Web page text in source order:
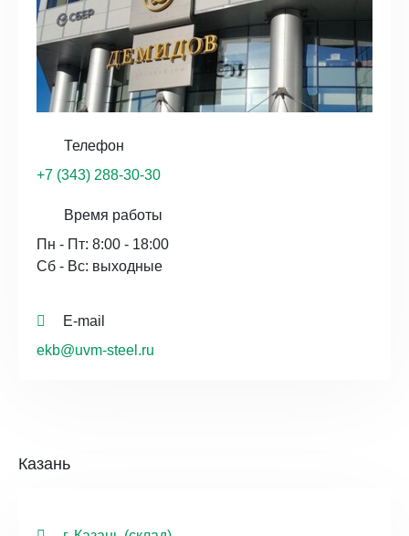
Телефон
+7 (343) 288-30-30
Время работы
Пн - Пт: 8:00 - 18:00
Сб - Вс: выходные
E-mail
ekb@uvm-steel.ru
Казань